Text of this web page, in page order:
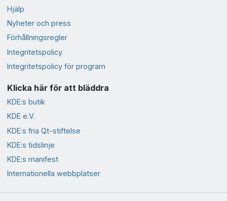
Hjälp
Nyheter och press
Förhållningsregler
Integritetspolicy
Integritetspolicy för program
Klicka här för att bläddra
KDE:s butik
KDE e.V.
KDE:s fria Qt-stiftelse
KDE:s tidslinje
KDE:s manifest
Internationella webbplatser